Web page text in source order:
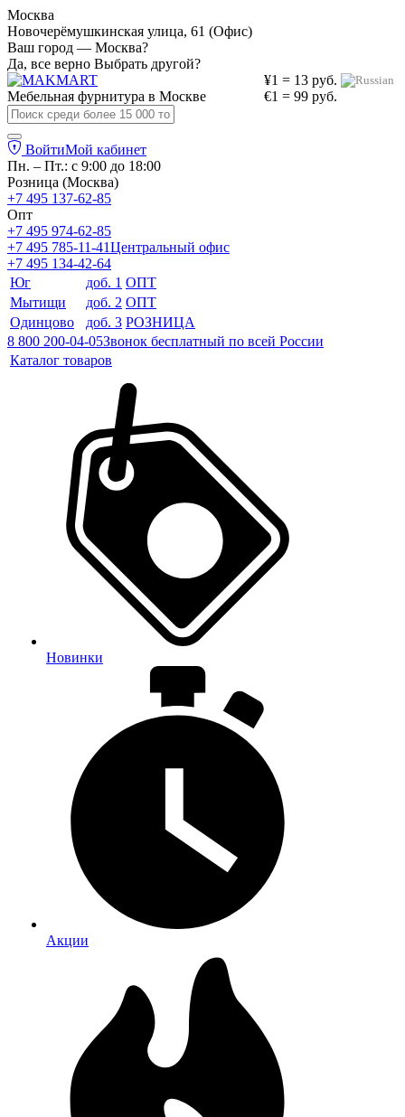
Москва
Новочерёмушкинская улица, 61 (Офис)
Ваш город — Москва?
Да, все верно Выбрать другой?
¥1 = 13 руб.
€1 = 99 руб.
Мебельная фурнитура в Москве
ВойтиМой кабинет
Пн. – Пт.: с 9:00 до 18:00
Розница (Москва)
+7 495 137-62-85
Опт
+7 495 974-62-85
+7 495 785-11-41Центральный офис
+7 495 134-42-64
Юг
доб. 1 ОПТ
Мытищи
доб. 2 ОПТ
Одинцово
доб. 3 РОЗНИЦА
8 800 200-04-05Звонок бесплатный по всей России
Каталог товаров
Новинки
Акции